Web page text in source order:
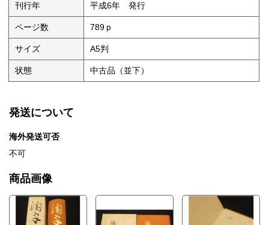
刊行年 平成6年 発行
ページ数 789ｐ
サイズ A5判
状態 中古品（並下）
発送について
海外発送可否
不可
商品画像